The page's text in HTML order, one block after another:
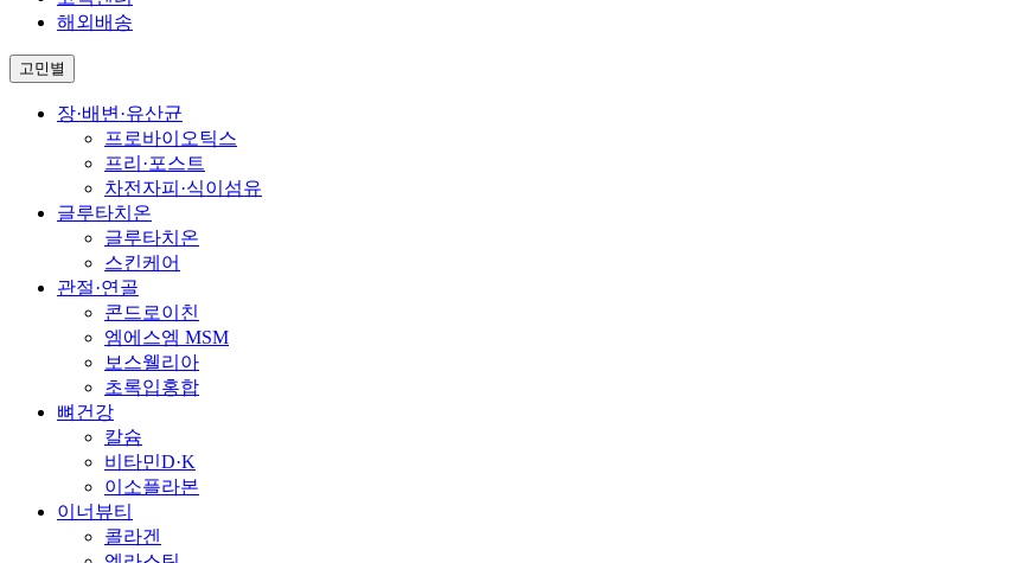
해외배송
고민별
장·배변·유산균
프로바이오틱스
프리·포스트
차전자피·식이섬유
글루타치온
글루타치온
스킨케어
관절·연골
콘드로이친
엠에스엠 MSM
보스웰리아
초록입홍합
뼈건강
칼슘
비타민D·K
이소플라본
이너뷰티
콜라겐